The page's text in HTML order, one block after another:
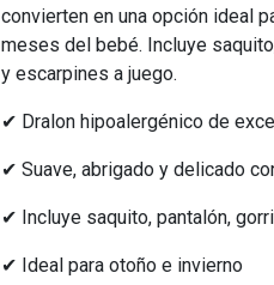
convierten en una opción ideal
meses del bebé. Incluye
y escarpines a juego.
✔ Dralon hipoalergénico de
✔ Suave, abrigado y delicado
✔ Incluye saquito, pantalón,
✔ Ideal para otoño e invierno